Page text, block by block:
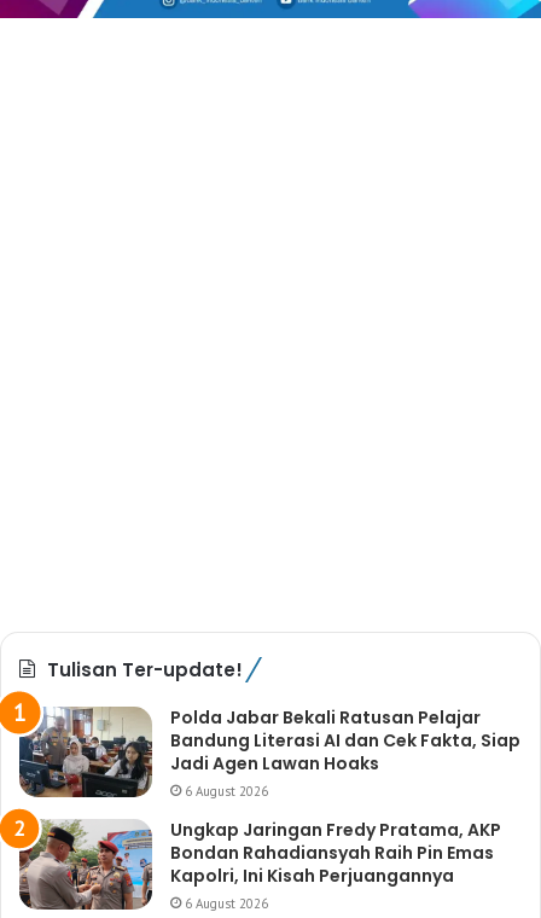
Tulisan Ter-update!
Polda Jabar Bekali Ratusan Pelajar
Bandung Literasi AI dan Cek Fakta, Siap
Jadi Agen Lawan Hoaks
6 August 2026
Ungkap Jaringan Fredy Pratama, AKP
Bondan Rahadiansyah Raih Pin Emas
Kapolri, Ini Kisah Perjuangannya
6 August 2026